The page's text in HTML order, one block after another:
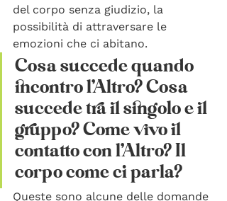
del corpo senza giudizio, la
possibilità di attraversare le
emozioni che ci abitano.
Cosa succede quando
incontro l’Altro? Cosa
succede tra il singolo e il
gruppo? Come vivo il
contatto con l’Altro? Il
corpo come ci parla?
Queste sono alcune delle domande